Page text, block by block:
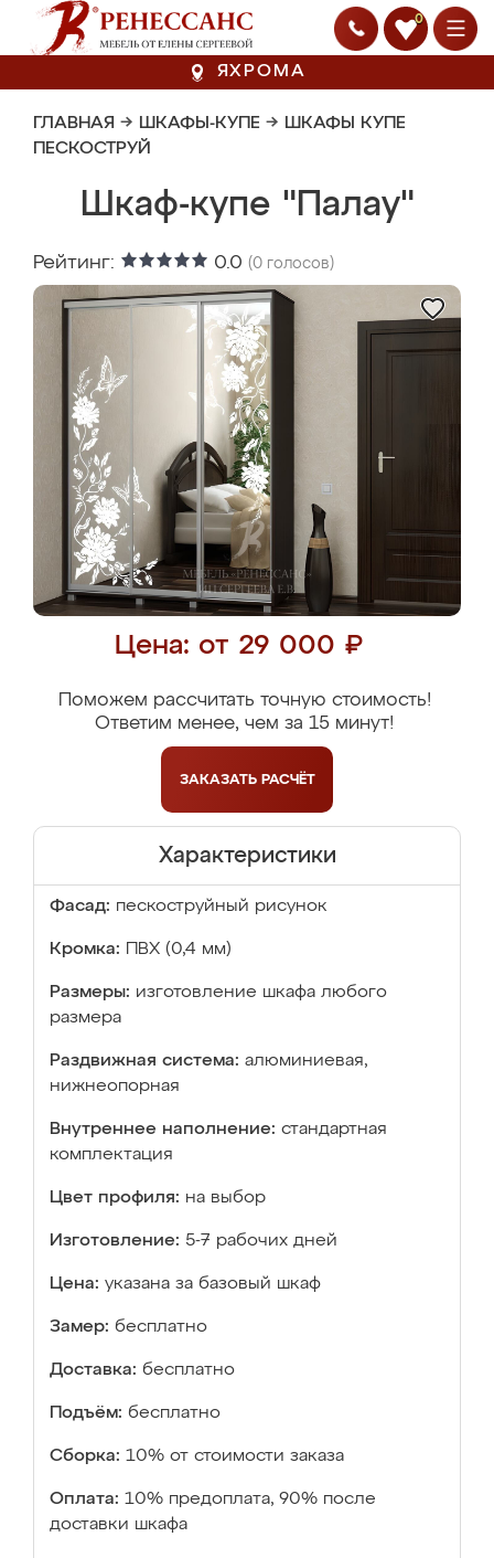
0
ЯХРОМА
ГЛАВНАЯ → ШКАФЫ-КУПЕ → ШКАФЫ КУПЕ
ПЕСКОСТРУЙ
Шкаф-купе "Палау"
Рейтинг: 0.0 (0 голосов)
Цена: от 29 000 ₽
Поможем рассчитать точную стоимость!
Ответим менее, чем за 15 минут!
ЗАКАЗАТЬ РАСЧЁТ
Характеристики
Фасад: пескоструйный рисунок
Кромка: ПВХ (0,4 мм)
Размеры: изготовление шкафа любого
размера
Раздвижная система: алюминиевая,
нижнеопорная
Внутреннее наполнение: стандартная
комплектация
Цвет профиля: на выбор
Изготовление: 5-7 рабочих дней
Цена: указана за базовый шкаф
Замер: бесплатно
Доставка: бесплатно
Подъём: бесплатно
Сборка: 10% от стоимости заказа
Оплата: 10% предоплата, 90% после
доставки шкафа